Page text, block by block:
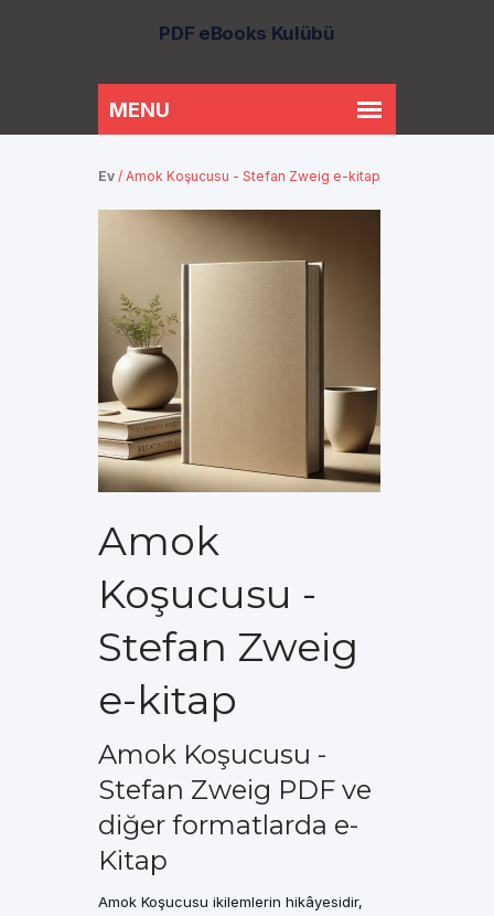
PDF eBooks Kulübü
Ev / Amok Koşucusu - Stefan Zweig e-kitap
Amok
Koşucusu -
Stefan Zweig
e-kitap
Amok Koşucusu -
Stefan Zweig PDF ve
diğer formatlarda e-
Kitap
Amok Koşucusu ikilemlerin hikâyesidir,